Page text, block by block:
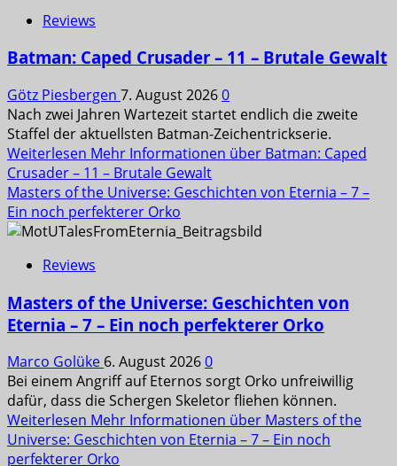
Reviews
Batman: Caped Crusader – 11 – Brutale Gewalt
Götz Piesbergen 7. August 20260
Nach zwei Jahren Wartezeit startet endlich die zweite
Staffel der aktuellsten Batman-Zeichentrickserie.
Weiterlesen Mehr Informationen über Batman: Caped
Crusader – 11 – Brutale Gewalt
Masters of the Universe: Geschichten von Eternia – 7 –
Ein noch perfekterer Orko
Reviews
Masters of the Universe: Geschichten von
Eternia – 7 – Ein noch perfekterer Orko
Marco Golüke 6. August 20260
Bei einem Angriff auf Eternos sorgt Orko unfreiwillig
dafür, dass die Schergen Skeletor fliehen können.
Weiterlesen Mehr Informationen über Masters of the
Universe: Geschichten von Eternia – 7 – Ein noch
perfekterer Orko